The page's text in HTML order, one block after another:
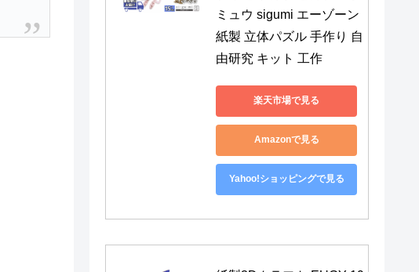
ミュウ sigumi エーゾーン
紙製 立体パズル 手作り 自
由研究 キット 工作
楽天市場で見る
Amazonで見る
Yahoo!ショッピングで見る